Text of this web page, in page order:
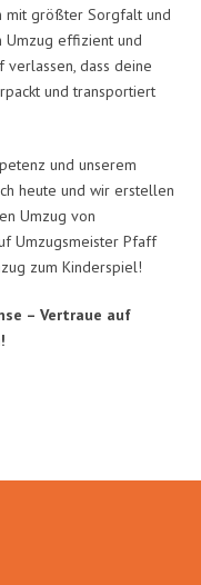
mit größter Sorgfalt und
Umzug effizient und
verlassen, dass deine
und transportiert
und unserem
heute und wir erstellen
Umzug von
Umzugsmeister Pfaff
zum Kinderspiel!
– Vertraue auf